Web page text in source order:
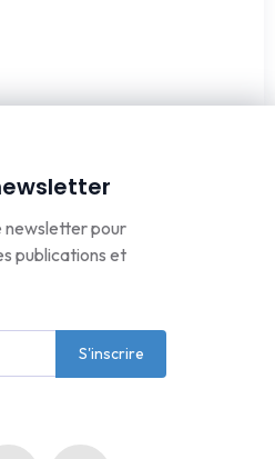
newsletter pour
publications et
S'inscrire